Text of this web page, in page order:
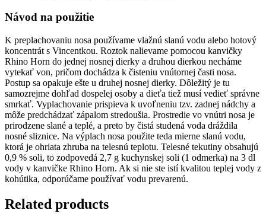
Návod na použitie
K preplachovaniu nosa používame vlažnú slanú vodu alebo hotový
koncentrát s Vincentkou. Roztok nalievame pomocou kanvičky
Rhino Horn do jednej nosnej dierky a druhou dierkou necháme
vytekať von, pričom dochádza k čisteniu vnútornej časti nosa.
Postup sa opakuje ešte u druhej nosnej dierky. Dôležitý je tu
samozrejme dohľad dospelej osoby a dieťa tiež musí vedieť správne
smrkať. Vyplachovanie prispieva k uvoľneniu tzv. zadnej nádchy a
môže predchádzať zápalom stredoušia. Prostredie vo vnútri nosa je
prirodzene slané a teplé, a preto by čistá studená voda dráždila
nosné sliznice. Na výplach nosa použite teda mierne slanú vodu,
ktorá je ohriata zhruba na telesnú teplotu. Telesné tekutiny obsahujú
0,9 % soli, to zodpovedá 2,7 g kuchynskej soli (1 odmerka) na 3 dl
vody v kanvičke Rhino Horn. Ak si nie ste istí kvalitou teplej vody z
kohútika, odporúčame používať vodu prevarenú.
Related products